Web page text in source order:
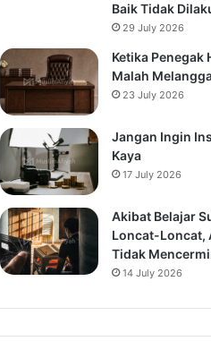
Baik Tidak
29 July 2026
Ketika Penegak
Malah
23 July 2026
Jangan Ingin
Kaya
17 July 2026
Akibat Belajar
Loncat-Loncat,
Tidak
14 July 2026